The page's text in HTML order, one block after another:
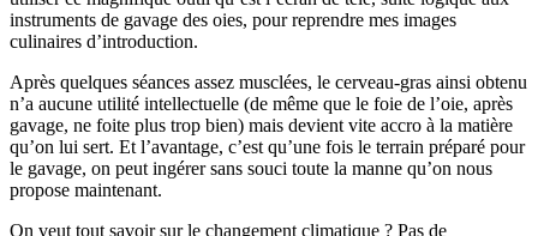
instruments de gavage des oies, pour reprendre mes images
culinaires d’introduction.
Après quelques séances assez musclées, le cerveau-gras ainsi obtenu
n’a aucune utilité intellectuelle (de même que le foie de l’oie, après
gavage, ne foite plus trop bien) mais devient vite accro à la matière
qu’on lui sert. Et l’avantage, c’est qu’une fois le terrain préparé pour
le gavage, on peut ingérer sans souci toute la manne qu’on nous
propose maintenant.
On veut tout savoir sur le changement climatique ? Pas de